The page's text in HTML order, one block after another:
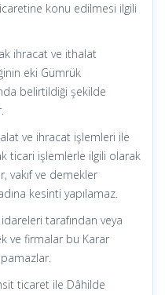
konu edilmesi ilgili
ihracat ve ithalat
eki Gümrük
belirtildiği şekilde
ve ihracat işlemleri ile
ticari işlemlerle ilgili olarak
vakıf ve demekler
kesinti yapılamaz.
tarafından veya
ve firmalar bu Karar
ticaret ile Dâhilde